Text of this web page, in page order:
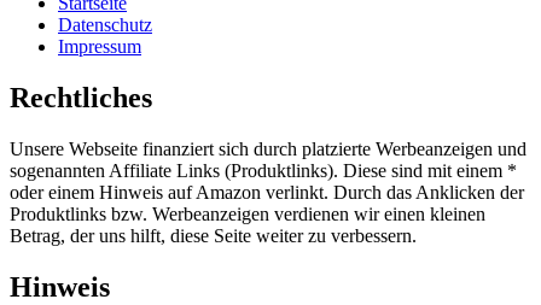
Datenschutz
Impressum
Rechtliches
Unsere Webseite finanziert sich durch platzierte Werbeanzeigen und
sogenannten Affiliate Links (Produktlinks). Diese sind mit einem *
oder einem Hinweis auf Amazon verlinkt. Durch das Anklicken der
Produktlinks bzw. Werbeanzeigen verdienen wir einen kleinen
Betrag, der uns hilft, diese Seite weiter zu verbessern.
Hinweis